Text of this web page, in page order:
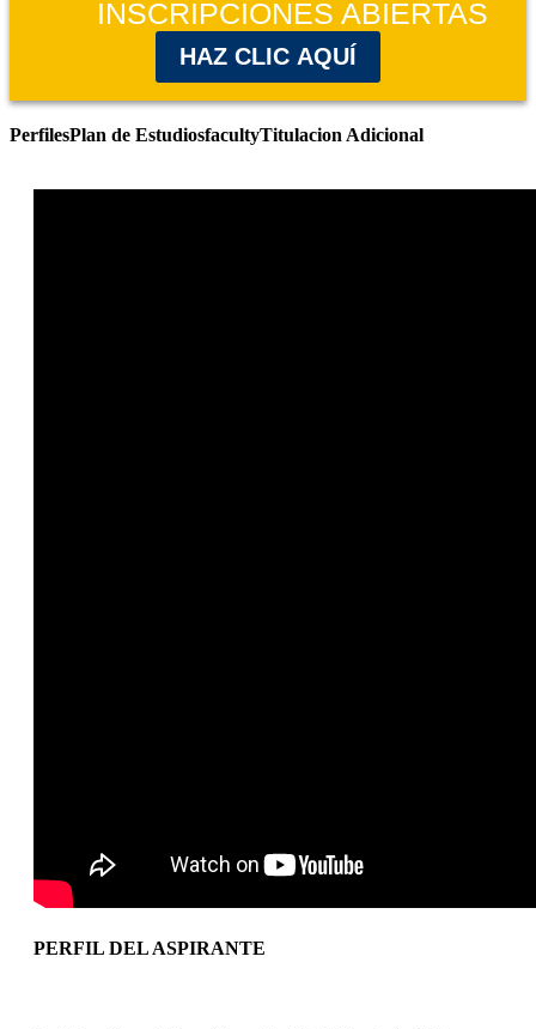
INSCRIPCIONES ABIERTAS
HAZ CLIC AQUÍ
PerfilesPlan de EstudiosfacultyTitulacion Adicional
PERFIL DEL ASPIRANTE